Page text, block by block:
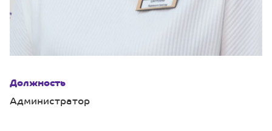
Должность
Администратор